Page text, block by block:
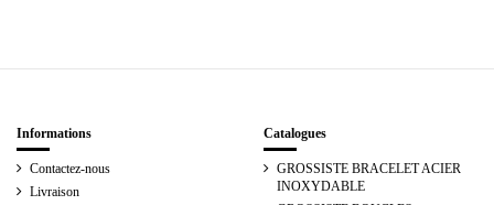
Informations
Contactez-nous
Livraison
Catalogues
GROSSISTE BRACELET ACIER
INOXYDABLE